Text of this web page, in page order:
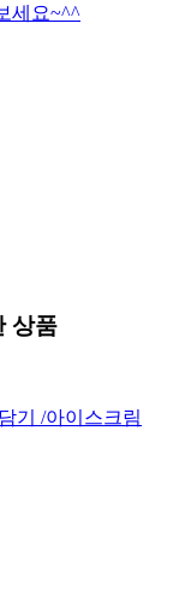
세요~^^
상품
기 /아이스크림